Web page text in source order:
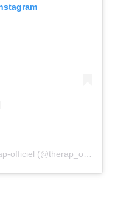
Une publication partagée par Thérap-officiel (@therap_officiel)